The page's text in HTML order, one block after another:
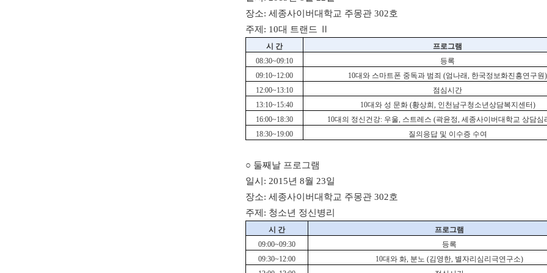
장소: 세종사이버대학교 주몽관 302호
주제: 10대 트랜드 Ⅱ
시 간
프로그램
08:30~09:10
등록
09:10~12:00
10대와 스마트폰 중독과 범죄 (엄나래, 한국정보화진흥연구원)
12:00~13:10
점심시간
13:10~15:40
10대와 성 문화 (황상희, 인천남구청소년상담복지센터)
16:00~18:30
10대의 정신건강: 우울, 스트레스 (곽윤정, 세종사이버대학교 상담심
18:30~19:00
질의응답 및 이수증 수여
○ 둘째날 프로그램
일시: 2015년 8월 23일
장소: 세종사이버대학교 주몽관 302호
주제: 청소년 정신병리
시 간
프로그램
09:00~09:30
등록
09:30~12:00
10대와 화, 분노 (김영한, 별자리심리극연구소)